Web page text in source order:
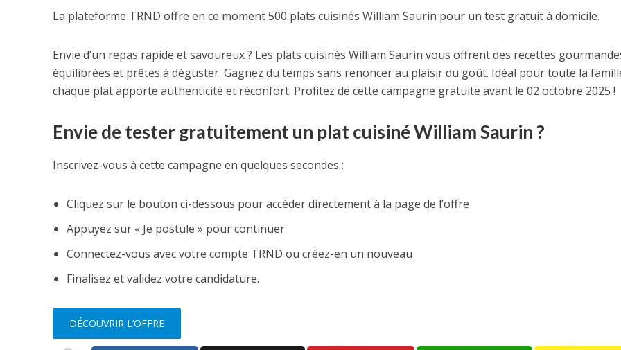
La plateforme TRND offre en ce moment 500 plats cuisinés William Saurin pour un test gratuit à domicile.
Envie d’un repas rapide et savoureux ? Les plats cuisinés William Saurin vous offrent des recettes
équilibrées et prêtes à déguster. Gagnez du temps sans renoncer au plaisir du goût. Idéal pour toute la
chaque plat apporte authenticité et réconfort. Profitez de cette campagne gratuite avant le 02 octobre 2025 !
Envie de tester gratuitement un plat cuisiné William Saurin ?
Inscrivez-vous à cette campagne en quelques secondes :
Cliquez sur le bouton ci-dessous pour accéder directement à la page de l’offre
Appuyez sur « Je postule » pour continuer
Connectez-vous avec votre compte TRND ou créez-en un nouveau
Finalisez et validez votre candidature.
DÉCOUVRIR L’OFFRE